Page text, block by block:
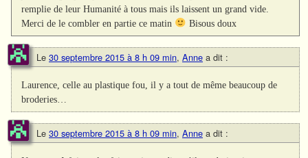
remplie de leur Humanité à tous mais ils laissent un grand vide.
Merci de le combler en partie ce matin
Bisous doux
Le 30 septembre 2015 à 8 h 09 min, Anne a dit :
Laurence, celle au plastique fou, il y a tout de même beaucoup de
broderies…
Le 30 septembre 2015 à 8 h 09 min, Anne a dit :